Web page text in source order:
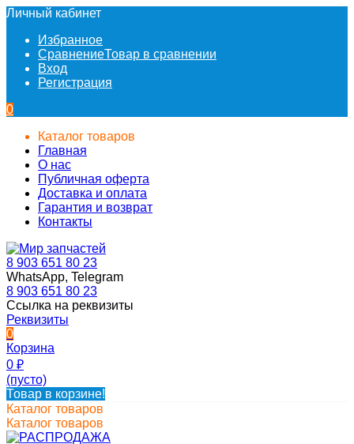
Личный кабинет
Избранное
СравнениеТовар в сравнении
Вход
Регистрация
0
Каталог товаров
Главная
О нас
Публичная оферта
Доставка и оплата
Гарантия и возврат
Контакты
8 903 651 80 23
WhatsApp, Telegram
8 903 651 80 23
Ссылка на реквизиты
Реквизиты
0
Корзина
0 ₽
(пусто)
Товар в корзине!
Каталог товаров
Каталог товаров